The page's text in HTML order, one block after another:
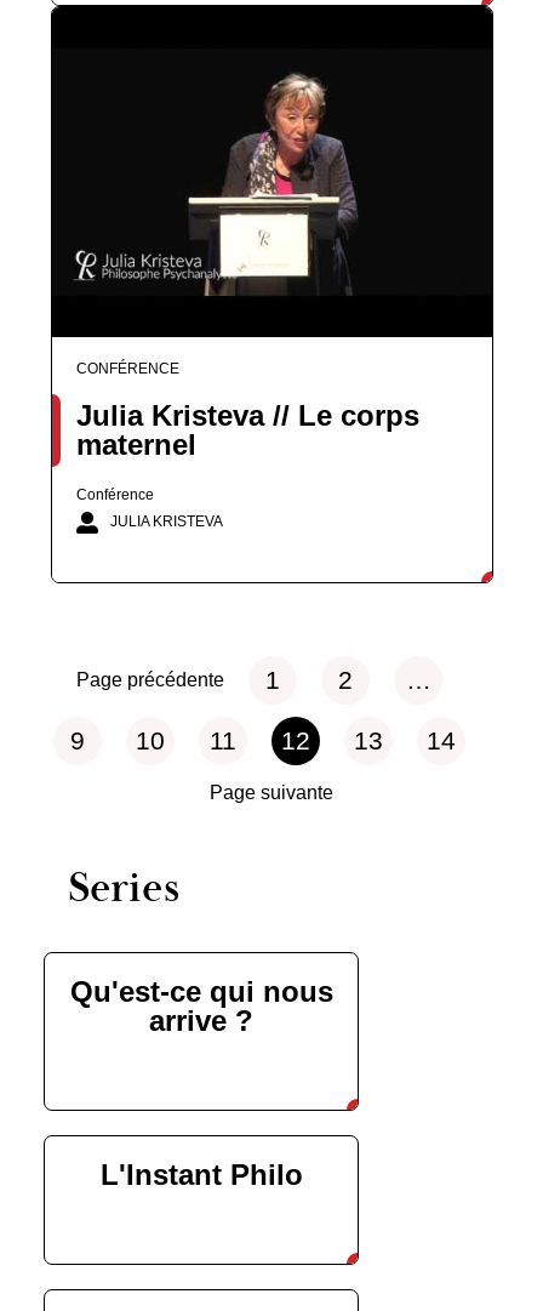
CONFÉRENCE
Julia Kristeva // Le corps
maternel
Conférence
JULIA KRISTEVA
Page précédente 1 2 …
9 10 11 12 13 14
Page suivante
Series
Qu'est-ce qui nous
arrive ?
L'Instant Philo